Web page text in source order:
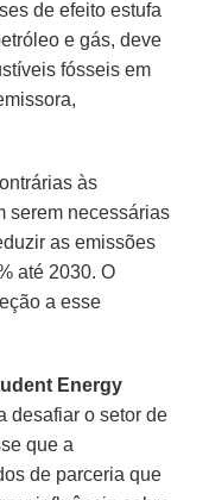
de efeito estufa
e gás, deve
fósseis em
às
serem necessárias
as emissões
até 2030. O
a esse
Energy
desafiar o setor de
que a
de parceria que